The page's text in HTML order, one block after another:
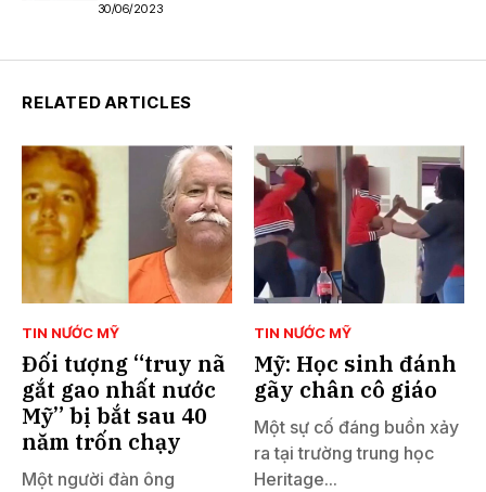
30/06/2023
RELATED ARTICLES
TIN NƯỚC MỸ
Đối tượng “truy nã
gắt gao nhất nước
Mỹ” bị bắt sau 40
năm trốn chạy
Một người đàn ông
TIN NƯỚC MỸ
Mỹ: Học sinh đánh
gãy chân cô giáo
Một sự cố đáng buồn xảy
ra tại trường trung học
Heritage...